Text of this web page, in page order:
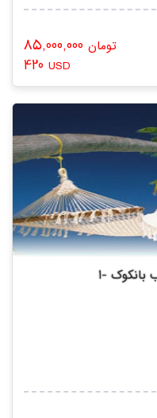
تومان
420 USD